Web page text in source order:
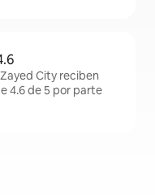
City reciben
4.6 de 5 por parte